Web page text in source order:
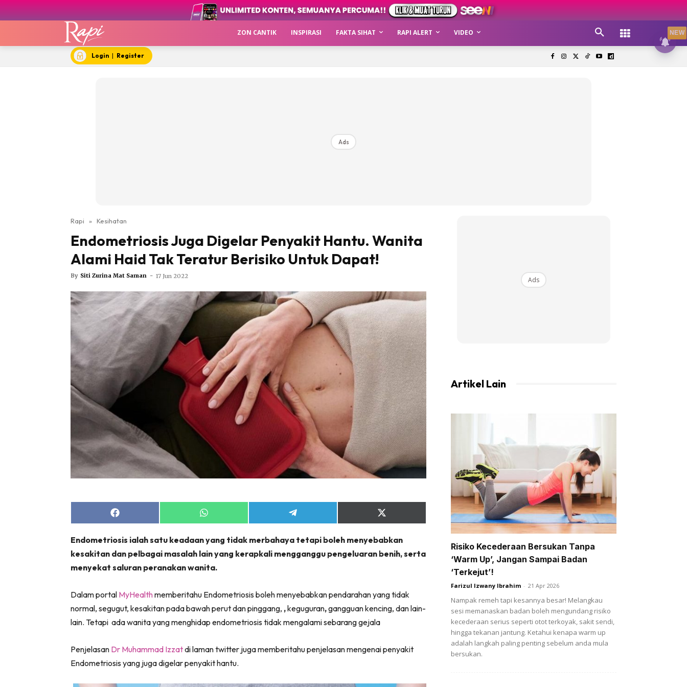
Register
Zon Cantik
Rapi Alert
Info COVID-19
Video
Glow Up Rapi
Hub Ideaktiv
ZON CANTIK INSPIRASI FAKTA SIHAT RAPI ALERT VIDEO
Login | Register
Ads
Rapi » Kesihatan
Endometriosis Juga Digelar Penyakit Hantu. Wanita
Alami Haid Tak Teratur Berisiko Untuk Dapat!
By Siti Zurina Mat Saman - 17 Jun 2022
Share
on
Share
on
Share
on
Share
on
(Twitter)
Endometriosis ialah satu keadaan yang tidak merbahaya tetapi boleh menyebabkan
kesakitan dan pelbagai masalah lain yang kerapkali mengganggu pengeluaran benih, serta
menyekat saluran peranakan wanita.
Dalam portal MyHealthmemberitahu Endometriosis boleh menyebabkan pendarahan yang tidak
normal, segugut, kesakitan pada bawah perut dan pinggang, ,keguguran,gangguan kencing, dan lain-
lain. Tetapi ada wanita yang menghidap endometriosis tidak mengalami sebarang gejala
Penjelasan Dr Muhammad Izzatdi laman twitter juga memberitahu penjelasan mengenai penyakit
Endometriosis yang juga digelar penyakit hantu.
Ads
Artikel Lain
Risiko Kecederaan Bersukan Tanpa
‘Warm Up’, Jangan Sampai Badan
‘Terkejut’!
Farizul Izwany Ibrahim - 21 Apr 2026
Nampak remeh tapi kesannya besar! Melangkau
sesi memanaskan badan boleh mengundang risiko
kecederaan serius seperti otot terkoyak, sakit sendi,
hingga tekanan jantung. Ketahui kenapa warm up
adalah langkah paling penting sebelum anda mula
bersukan.
NEW